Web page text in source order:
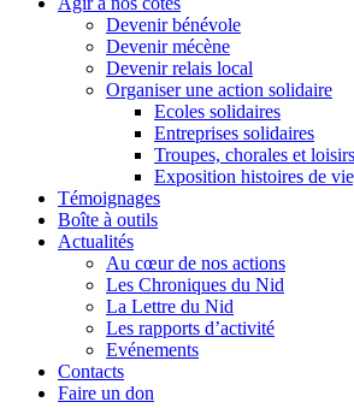
Devenir bénévole
Devenir mécène
Devenir relais local
Organiser une action solidaire
Ecoles solidaires
Entreprises solidaires
Troupes, chorales et
Exposition histoires de
Témoignages
Boîte à outils
Actualités
Au cœur de nos actions
Les Chroniques du Nid
La Lettre du Nid
Les rapports d’activité
Evénements
Contacts
Faire un don